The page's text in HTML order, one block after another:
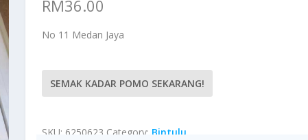
RM36.00
No 11 Medan Jaya
SEMAK KADAR POMO SEKARANG!
SKU: 6250623 Category: Bintulu